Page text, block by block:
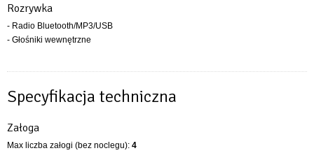
Rozrywka
- Radio Bluetooth/MP3/USB
- Głośniki wewnętrzne
Specyfikacja techniczna
Załoga
Max liczba załogi (bez noclegu): 4